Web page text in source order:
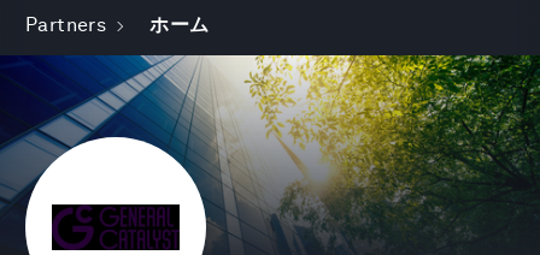
Partners ホーム